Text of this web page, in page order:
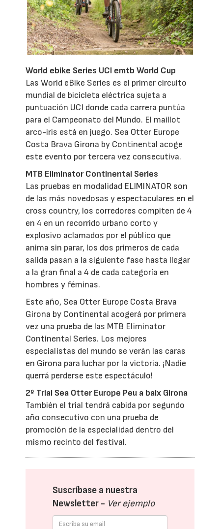
World ebike Series UCI emtb World Cup
Las World eBike Series es el primer circuito
mundial de bicicleta eléctrica sujeta a
puntuación UCI donde cada carrera puntúa
para el Campeonato del Mundo. El maillot
arco-iris está en juego. Sea Otter Europe
Costa Brava Girona by Continental acoge
este evento por tercera vez consecutiva.
MTB Eliminator Continental Series
Las pruebas en modalidad ELIMINATOR son
de las más novedosas y espectaculares en el
cross country, los corredores compiten de 4
en 4 en un recorrido urbano corto y
explosivo aclamados por el público que
anima sin parar, los dos primeros de cada
salida pasan a la siguiente fase hasta llegar
a la gran final a 4 de cada categoría en
hombres y féminas.
Este año, Sea Otter Europe Costa Brava
Girona by Continental acogerá por primera
vez una prueba de las MTB Eliminator
Continental Series. Los mejores
especialistas del mundo se verán las caras
en Girona para luchar por la victoria. ¡Nadie
querrá perderse este espectáculo!
2º Trial Sea Otter Europe Peu a baix Girona
También el trial tendrá cabida por segundo
año consecutivo con una prueba de
promoción de la especialidad dentro del
mismo recinto del festival.
Suscríbase a nuestra
Newsletter - Ver ejemplo